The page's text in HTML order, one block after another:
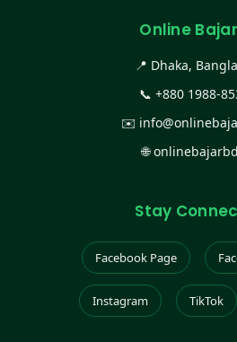
Online
📍 Dhaka,
📞 +880 1988-
✉️
🌐
Stay
Facebook Page
Instagram TikTok